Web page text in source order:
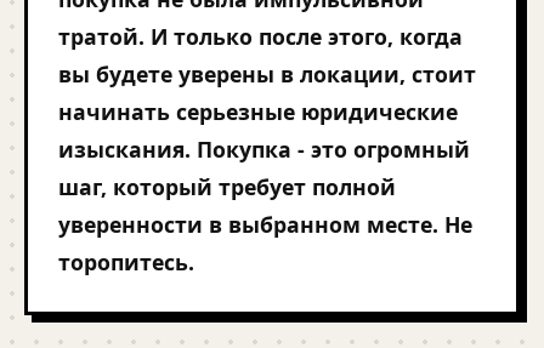
тратой. И только после этого, когда
вы будете уверены в локации, стоит
начинать серьезные юридические
изыскания. Покупка - это огромный
шаг, который требует полной
уверенности в выбранном месте. Не
торопитесь.